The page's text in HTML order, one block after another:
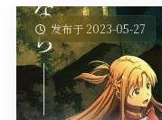
发布于 2023-05-27